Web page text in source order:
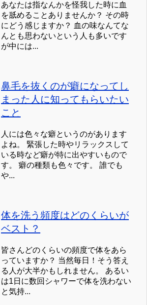
あなたは指なんかを怪我した時に血
を舐めることありませんか？ その時
にどう感じますか？ 血の味なんてな
んとも思わないという人も多いです
が中には...
鼻毛を抜くのが癖になってし
まった人に知ってもらいたい
こと
人には色々な癖というのがあります
よね。 緊張した時やリラックスして
いる時など癖が特に出やすいもので
す。 癖の種類も色々です。 誰でも
や...
体を洗う頻度はどのくらいが
ベスト？
皆さんどのくらいの頻度で体をあら
っていますか？ 当然毎日！そう答え
る人が大半かもしれません。 あるい
は1日に数回シャワーで体を洗わない
と気持...